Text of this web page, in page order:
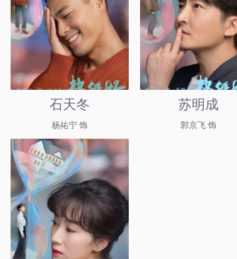
石天冬
杨祐宁 饰
苏明成
郭京飞 饰